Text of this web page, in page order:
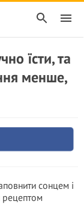
їсти, та
менше,
сонцем і
рецептом